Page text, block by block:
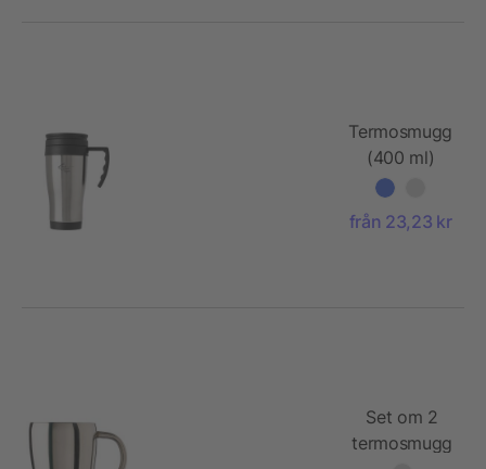
Termosmugg
(400 ml)
från 23,23 kr
Set om 2
termosmugg